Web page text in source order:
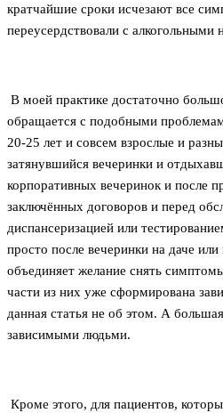
кратчайшие сроки исчезают все
переусердствовали с алкогольными
В моей практике достаточно
обращается с подобными
20-25 лет и совсем взрослые и
затянувшийся вечеринки и
корпоративных вечеринок и после
заключённых договоров и перед
диспансеризацией или
просто после вечеринки на даче
объединяет желание снять
части из них уже сформирована
данная статья не об этом. А
зависимыми людьми.
Кроме этого, для пациентов,